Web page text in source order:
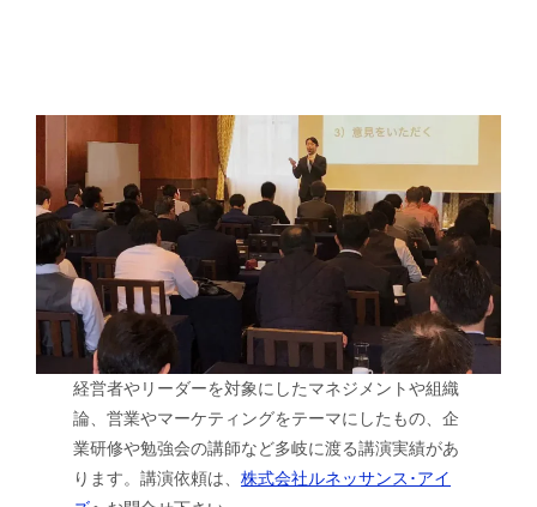
経営者やリーダーを対象にしたマネジメントや組織
論、営業やマーケティングをテーマにしたもの、企
業研修や勉強会の講師など多岐に渡る講演実績があ
ります。講演依頼は、株式会社ルネッサンス･アイ